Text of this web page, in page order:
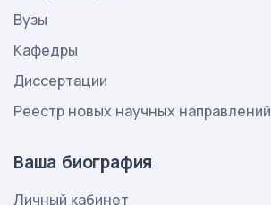
Вузы
Кафедры
Диссертации
Реестр новых научных направлений
Ваша биография
Личный кабинет